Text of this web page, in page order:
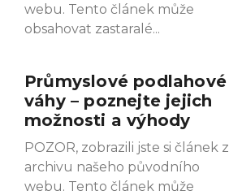
webu. Tento článek může
obsahovat zastaralé
Průmyslové podlahové
váhy – poznejte jejich
možnosti a výhody
POZOR, zobrazili jste si článek z
archivu našeho původního
webu. Tento článek může